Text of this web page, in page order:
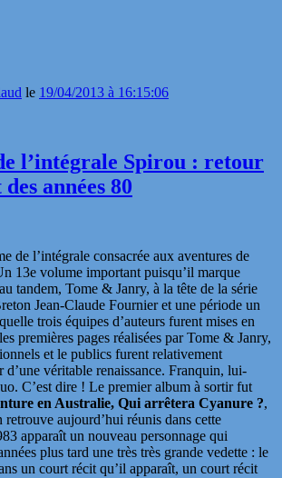
le 19/04/2013 à 16:15:06
l’intégrale Spirou : retour
années 80
de l’intégrale consacrée aux aventures de
13e volume important puisqu’il marque
tandem, Tome & Janry, à la tête de la série
Jean-Claude Fournier et une période un
trois équipes d’auteurs furent mises en
premières pages réalisées par Tome & Janry,
et le publics furent relativement
d’une véritable renaissance. Franquin, lui-
C’est dire ! Le premier album à sortir fut
en Australie, Qui arrêtera Cyanure ?,
retrouve aujourd’hui réunis dans cette
apparaît un nouveau personnage qui
plus tard une très très grande vedette : le
un court récit qu’il apparaît, un court récit